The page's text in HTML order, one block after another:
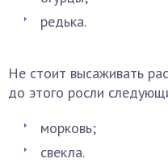
редька.
Не стоит высаживать
до этого росли
морковь;
свекла.